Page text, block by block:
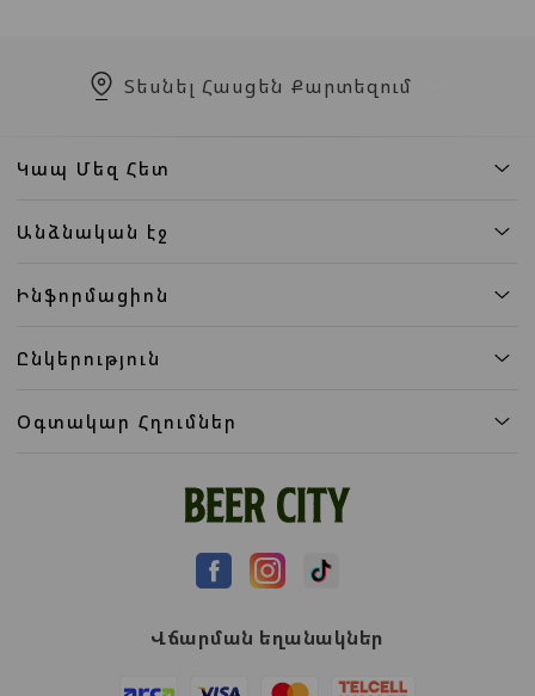
Տեսնել Հասցեն Քարտեզում
Կապ Մեզ Հետ
Անձնական էջ
Ինֆորմացիոն
Ընկերություն
Օգտակար Հղումներ
Վճարման եղանակներ